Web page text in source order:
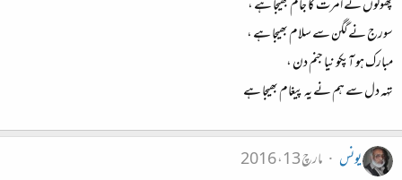
پھولوں نے امرت کا جام بھیجا ہے ،
سورج نے گگن سے سلام بھیجا ہے ،
مبارک ہو آپکو نیا جنم دن ،
تہہ دل سے ہم نے یہ پیغام بھیجا ہے
یونس
مارچ 13، 2016